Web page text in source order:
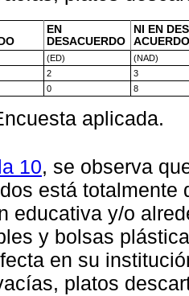
EN
DESACUERDO
NI EN
ACUERDO
(ED)
(NAD)
2
3
0 8
aplicada.
10, se observa
está totalmente
educativa y/o
y bolsas
en su
platos